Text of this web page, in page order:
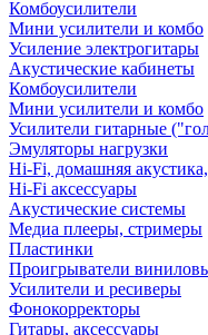
Комбоусилители
Мини усилители и комбо
Усиление электрогитары
Акустические кабинеты
Комбоусилители
Мини усилители и комбо
Усилители гитарные
Эмуляторы нагрузки
Hi-Fi, домашняя
Hi-Fi аксессуары
Акустические системы
Медиа плееры, стримеры
Пластинки
Проигрыватели
Усилители и ресиверы
Фонокорректоры
Гитары, аксессуары